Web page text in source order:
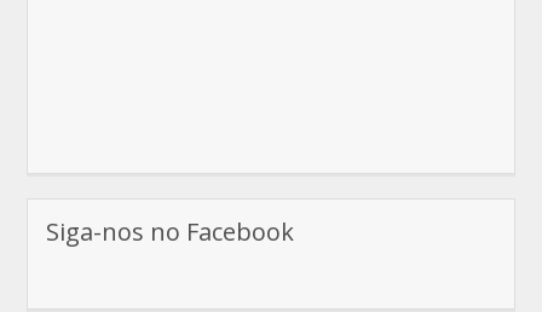
Siga-nos no Facebook